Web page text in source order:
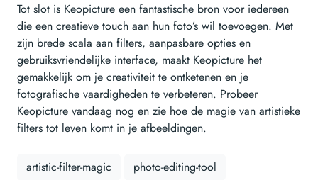
Tot slot is Keopicture een fantastische bron voor iedereen
die een creatieve touch aan hun foto’s wil toevoegen. Met
zijn brede scala aan filters, aanpasbare opties en
gebruiksvriendelijke interface, maakt Keopicture het
gemakkelijk om je creativiteit te ontketenen en je
fotografische vaardigheden te verbeteren. Probeer
Keopicture vandaag nog en zie hoe de magie van artistieke
filters tot leven komt in je afbeeldingen.
artistic-filter-magic photo-editing-tool